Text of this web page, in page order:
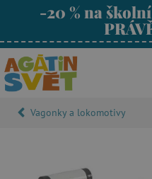
-20 % na
Vagonky a lokomotivy